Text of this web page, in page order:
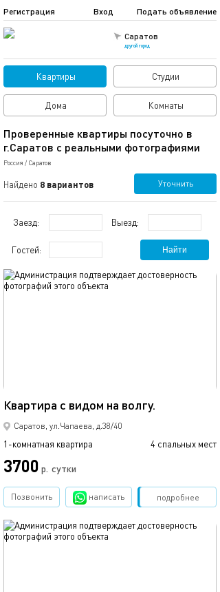
Саратов
другой город
Подать объявление
Регистрация Вход
Квартиры Студии
Дома Комнаты
Проверенные квартиры посуточно в
г.Саратов с реальными фотографиями
Россия / Саратов
Найдено 8 вариантов Уточнить
Заезд: Выезд:
Гостей: Найти
Квартира с видом на волгу.
Саратов, ул.Чапаева, д.38/40
1-комнатная квартира 4 спальных мест
3700 р. сутки
обновлено 03.04.2020
подробнее
Позвонить написать Забронировать
обновлено 03.04.2020